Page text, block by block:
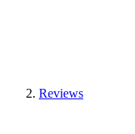
Reviews